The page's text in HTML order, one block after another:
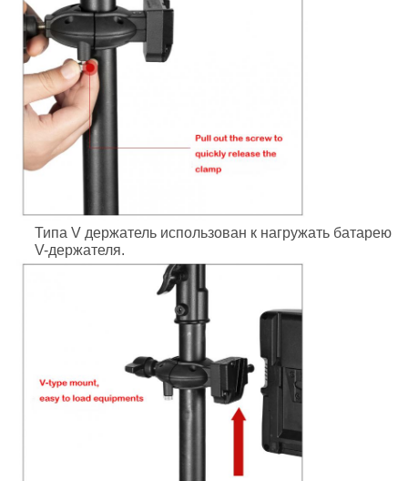
Типа V держатель использован к нагружать батарею
V-держателя.